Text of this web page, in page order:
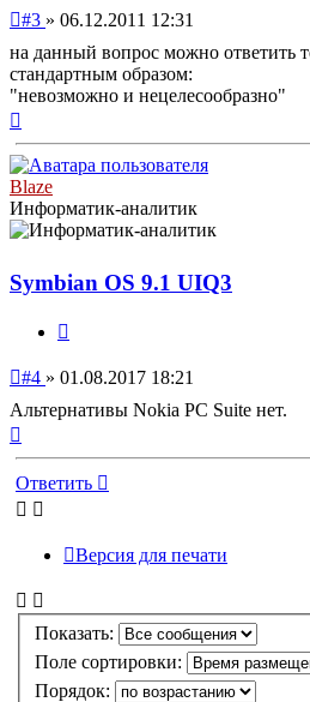
Непрочитанное
#3 » 06.12.2011 12:31
на данный вопрос можно ответить
стандартным образом:
"невозможно и нецелесообразно"
началу
Blaze
Информатик-аналитик
Symbian OS 9.1 UIQ3
Непрочитанное
#4 » 01.08.2017 18:21
Альтернативы Nokia PC Suite нет.
началу
Ответить
Версия для печати
Показать:
Поле сортировки:
Порядок: